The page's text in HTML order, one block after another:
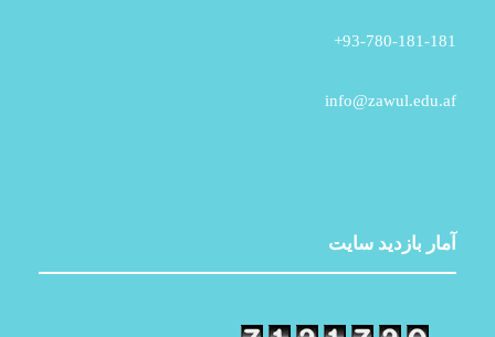
93-780-181-181+
info@zawul.edu.af
آمار بازدید سایت